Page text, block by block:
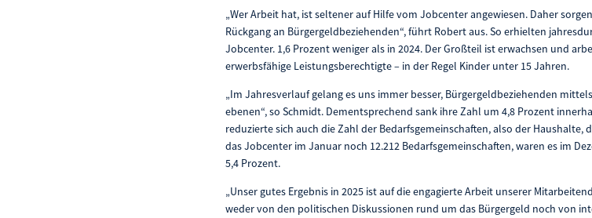
„Wer Arbeit hat, ist seltener auf Hilfe vom Jobcenter angewiesen. Daher
Rückgang an Bürgergeldbeziehenden“, führt Robert aus. So erhielten
Jobcenter. 1,6 Prozent weniger als in 2024. Der Großteil ist erwachsen und
erwerbsfähige Leistungsberechtigte – in der Regel Kinder unter 15 Jahren.
„Im Jahresverlauf gelang es uns immer besser, Bürgergeldbeziehenden
ebenen“, so Schmidt. Dementsprechend sank ihre Zahl um 4,8 Prozent
reduzierte sich auch die Zahl der Bedarfsgemeinschaften, also der
das Jobcenter im Januar noch 12.212 Bedarfsgemeinschaften, waren es im
5,4 Prozent.
„Unser gutes Ergebnis in 2025 ist auf die engagierte Arbeit unserer
weder von den politischen Diskussionen rund um das Bürgergeld noch von